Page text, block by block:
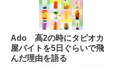
Ado 高2の時にタピオカ
屋バイトを5日ぐらいで飛
んだ理由を語る